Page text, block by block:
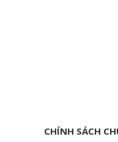
CHÍNH SÁCH